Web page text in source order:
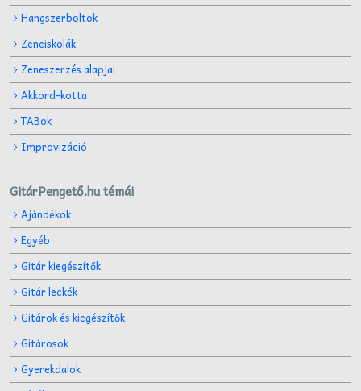
Hangszerboltok
Zeneiskolák
Zeneszerzés alapjai
Akkord-kotta
TABok
Improvizáció
GitárPengető.hu témái
Ajándékok
Egyéb
Gitár kiegészítők
Gitár leckék
Gitárok és kiegészítők
Gitárosok
Gyerekdalok